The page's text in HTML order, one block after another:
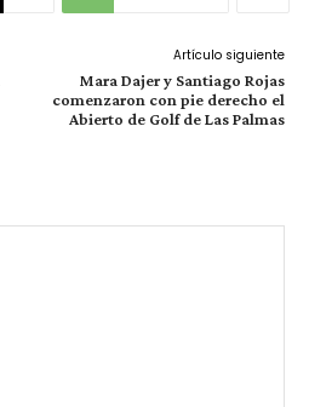
Artículo siguiente
Mara Dajer y Santiago Rojas
comenzaron con pie derecho el
Abierto de Golf de Las Palmas